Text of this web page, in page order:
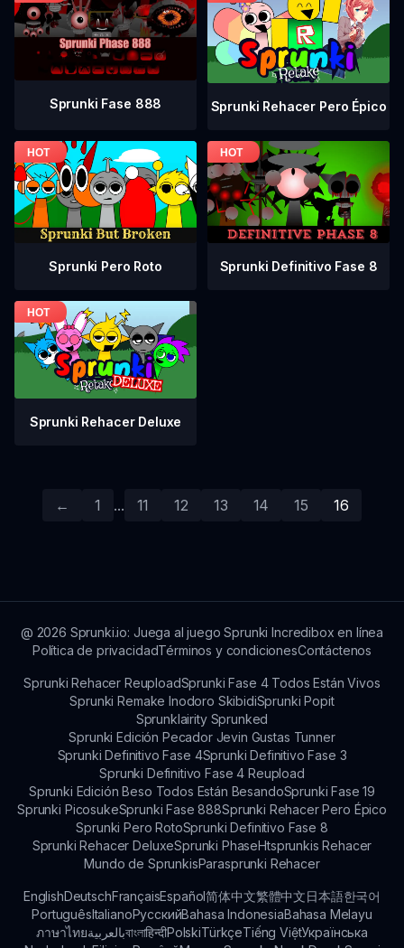
Sprunki Fase 888 Sprunki Rehacer Pero Épico
Sprunki Pero Roto Sprunki Definitivo Fase 8
Sprunki Rehacer Deluxe
← 1 ... 11 12 13 14 15 16
@ 2026 Sprunki.io: Juega al juego Sprunki Incredibox en línea
Política de privacidadTérminos y condicionesContáctenos
Sprunki Rehacer ReuploadSprunki Fase 4 Todos Están Vivos
Sprunki Remake Inodoro SkibidiSprunki Popit
Sprunklairity Sprunked
Sprunki Edición Pecador Jevin Gustas Tunner
Sprunki Definitivo Fase 4Sprunki Definitivo Fase 3
Sprunki Definitivo Fase 4 Reupload
Sprunki Edición Beso Todos Están BesandoSprunki Fase 19
Sprunki PicosukeSprunki Fase 888Sprunki Rehacer Pero Épico
Sprunki Pero RotoSprunki Definitivo Fase 8
Sprunki Rehacer DeluxeSprunki PhaseHtsprunkis Rehacer
Mundo de SprunkisParasprunki Rehacer
EnglishDeutschFrançaisEspañol简体中文繁體中文日本語한국어
PortuguêsItalianoРусскийBahasa IndonesiaBahasa Melayu
ภาษาไทยبالعربيةবাংলাहिन्दीPolskiTürkçeTiếng ViệtУкраїнська